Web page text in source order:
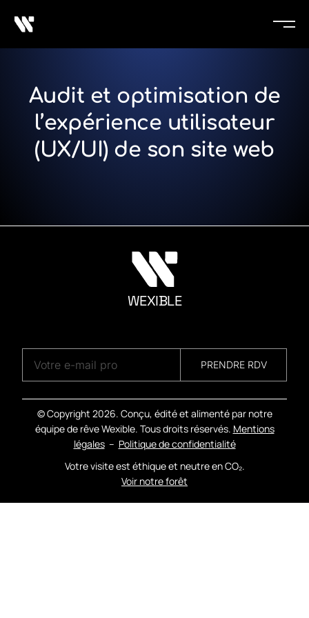
Audit et optimisation de
l’expérience utilisateur
(UX/UI) de son site web
WEXIBLE
PRENDRE RDV
© Copyright 2026. Conçu, édité et alimenté par notre
équipe de rêve Wexible. Tous droits réservés. Mentions
légales– Politique de confidentialité
Votre visite est éthique et neutre en CO₂.
Voir notre forêt